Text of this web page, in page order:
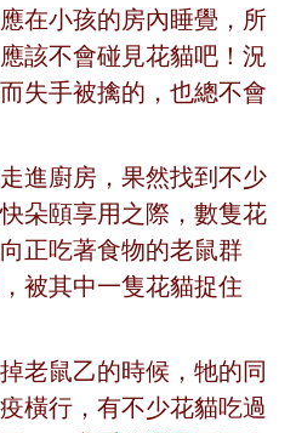
在小孩的房內睡覺，所
該不會碰見花貓吧！況
失手被擒的，也總不會
進廚房，果然找到不少
朵頤享用之際，數隻花
正吃著食物的老鼠群
被其中一隻花貓捉住
老鼠乙的時候，牠的同
橫行，有不少花貓吃過